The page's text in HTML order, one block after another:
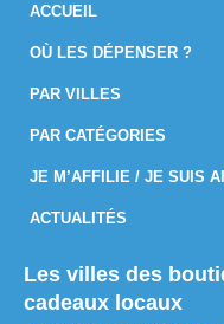
ACCUEIL
OÙ LES DÉPENSER ?
PAR VILLES
PAR CATÉGORIES
JE M’AFFILIE / JE SUIS
ACTUALITÉS
Les villes des
cadeaux locaux